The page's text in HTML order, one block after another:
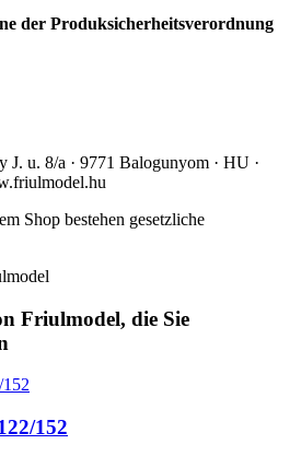
der Produksicherheitsverordnung
u. 8/a · 9771 Balogunyom · HU ·
Shop bestehen gesetzliche
Friulmodel, die Sie
152